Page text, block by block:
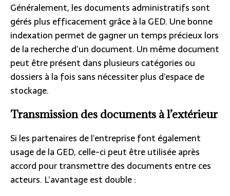
Généralement, les documents administratifs sont
gérés plus efficacement grâce à la GED. Une bonne
indexation permet de gagner un temps précieux lors
de la recherche d’un document. Un même document
peut être présent dans plusieurs catégories ou
dossiers à la fois sans nécessiter plus d’espace de
stockage.
Transmission des documents à l’extérieur
Si les partenaires de l’entreprise font également
usage de la GED, celle-ci peut être utilisée après
accord pour transmettre des documents entre ces
acteurs. L’avantage est double :